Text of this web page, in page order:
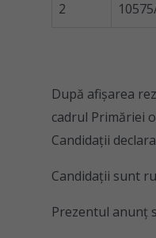
2
După afişarea
cadrul Primăriei
Candidaţii
Candidaţii sunt
Prezentul anunţ